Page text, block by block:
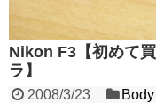
Nikon F3【初めて
ラ】
2008/3/23